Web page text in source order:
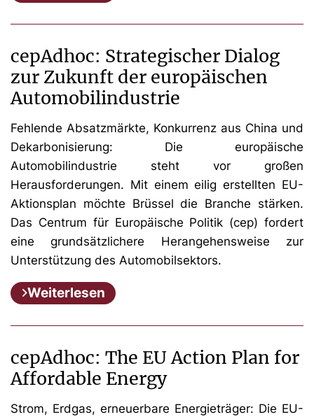
cepAdhoc: Strategischer Dialog
zur Zukunft der europäischen
Automobilindustrie
Fehlende Absatzmärkte, Konkurrenz aus China und
Dekarbonisierung: Die europäische
Automobilindustrie steht vor großen
Herausforderungen. Mit einem eilig erstellten EU-
Aktionsplan möchte Brüssel die Branche stärken.
Das Centrum für Europäische Politik (cep) fordert
eine grundsätzlichere Herangehensweise zur
Unterstützung des Automobilsektors.
Weiterlesen
cepAdhoc: The EU Action Plan for
Affordable Energy
Strom, Erdgas, erneuerbare Energieträger: Die EU-